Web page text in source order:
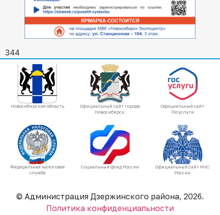
344
Новосибирская область
Официальный сайт города
Новосибирск
Официальный сайт
Госуслуги
Федеральная налоговая
служба
Социальный фонд России
Официальный сайт МЧС
России
© Администрация Дзержинского района, 2026.
Политика конфиденциальности